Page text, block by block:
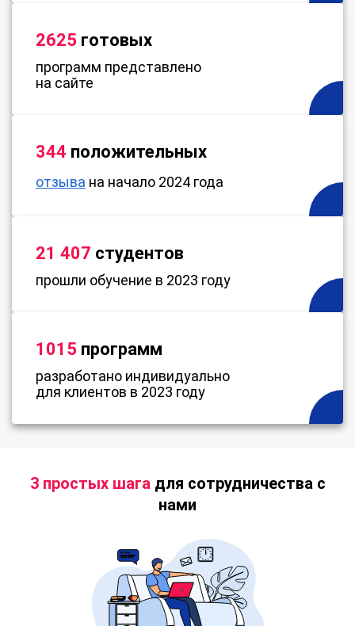
2625 готовых
программ представлено
на сайте
344 положительных
отзыва на начало 2024 года
21 407 студентов
прошли обучение в 2023 году
1015 программ
разработано индивидуально
для клиентов в 2023 году
3 простых шагадля сотрудничества с
нами